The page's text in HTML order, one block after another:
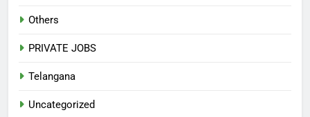
Others
PRIVATE JOBS
Telangana
Uncategorized